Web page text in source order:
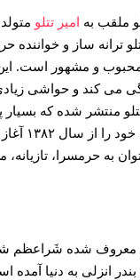
ملقب به امیر تتلو
است. تتلو ترانه ساز و
محبوب و مشهور است‌.
می کند و حواشی
منتشر شده که
این
به حرمسرا،
شهریور سال ۱۳۵۹ بندر انزلی به